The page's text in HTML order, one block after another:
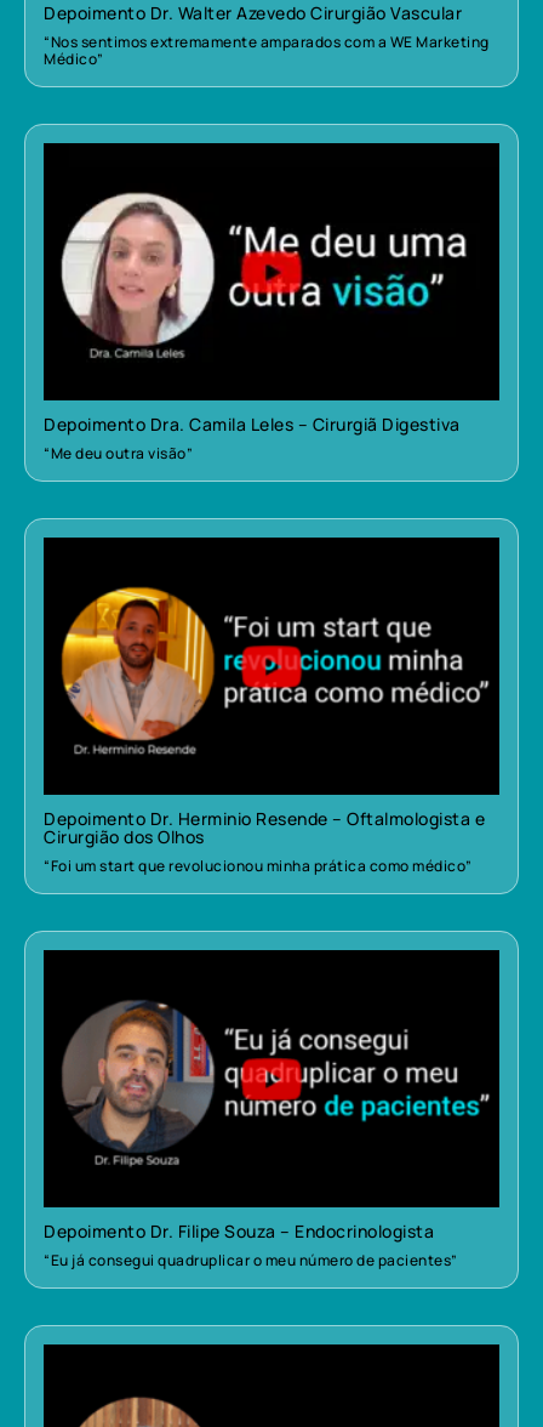
Depoimento Dr. Walter Azevedo Cirurgião Vascular
“Nos sentimos extremamente amparados com a WE Marketing
Médico”
Depoimento Dra. Camila Leles – Cirurgiã Digestiva
“Me deu outra visão”
Depoimento Dr. Herminio Resende – Oftalmologista e
Cirurgião dos Olhos
“Foi um start que revolucionou minha prática como médico”
Depoimento Dr. Filipe Souza – Endocrinologista
“Eu já consegui quadruplicar o meu número de pacientes”